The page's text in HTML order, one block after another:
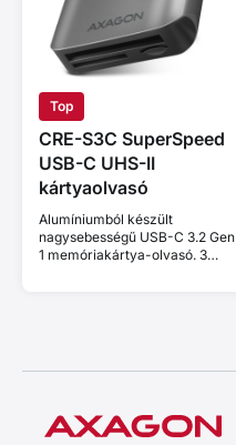
Top
CRE-S3C SuperSpeed
USB-C UHS-II
kártyaolvasó
Alumíniumból készült
nagysebességű USB-C 3.2 Gen
1 memóriakártya-olvasó. 3